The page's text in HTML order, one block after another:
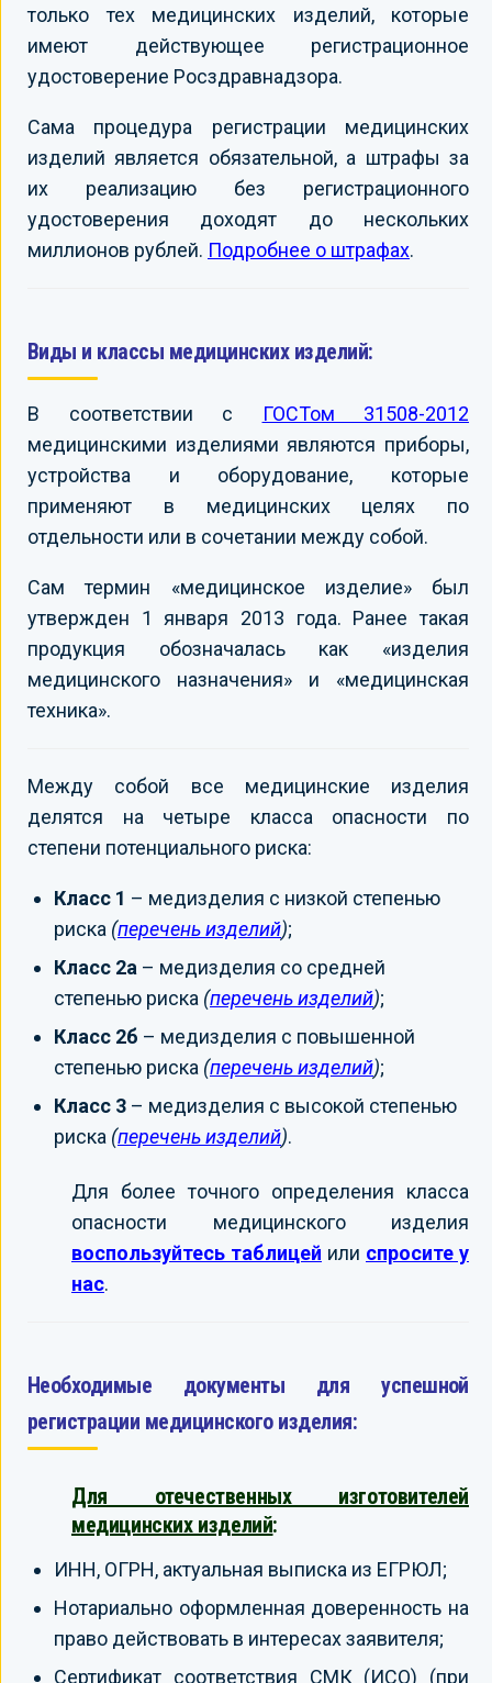
только тех медицинских изделий, которые
имеют действующее регистрационное
удостоверение Росздравнадзора.
Сама процедура регистрации медицинских
изделий является обязательной, а штрафы за
их реализацию без регистрационного
удостоверения доходят до нескольких
миллионов рублей. Подробнее о штрафах.
Виды и классы медицинских изделий:
В соответствии с
ГОСТом 31508-2012
медицинскими изделиями являются приборы,
устройства и оборудование, которые
применяют в медицинских целях по
отдельности или в сочетании между собой.
Сам термин «медицинское изделие» был
утвержден 1 января 2013 года. Ранее такая
продукция обозначалась как «изделия
медицинского назначения» и «медицинская
техника».
Между собой все медицинские изделия
делятся на четыре класса опасности по
степени потенциального риска:
Класс 1 – медизделия с низкой степенью
риска (перечень изделий);
Класс 2а – медизделия со средней
степенью риска (перечень изделий);
Класс 2б – медизделия с повышенной
степенью риска (перечень изделий);
Класс 3 – медизделия с высокой степенью
риска (перечень изделий).
Для более точного определения класса
опасности медицинского изделия
воспользуйтесь таблицей или спросите у
нас.
Необходимые документы для успешной
регистрации медицинского изделия:
Для отечественных изготовителей
медицинских изделий:
ИНН, ОГРН, актуальная выписка из ЕГРЮЛ;
Нотариально оформленная доверенность на
право действовать в интересах заявителя;
Сертификат соответствия СМК (ИСО) (при